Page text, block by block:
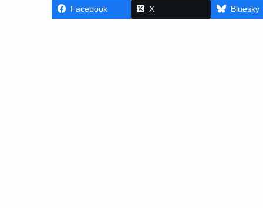
Facebook X Bluesky